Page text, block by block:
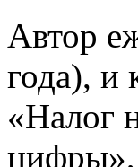
Автор
года), и
«Налог
цифры»,